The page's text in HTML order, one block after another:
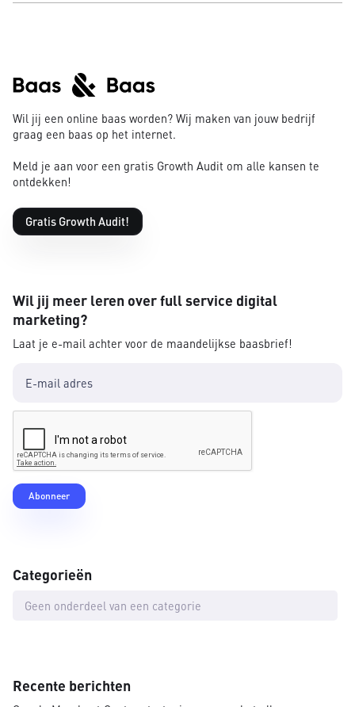
Wil jij een online baas worden? Wij maken van jouw bedrijf
graag een baas op het internet.
Meld je aan voor een gratis Growth Audit om alle kansen te
ontdekken!
Gratis Growth Audit!
Wil jij meer leren over full service digital
marketing?
Laat je e-mail achter voor de maandelijkse baasbrief!
Categorieën
Geen onderdeel van een categorie
Recente berichten